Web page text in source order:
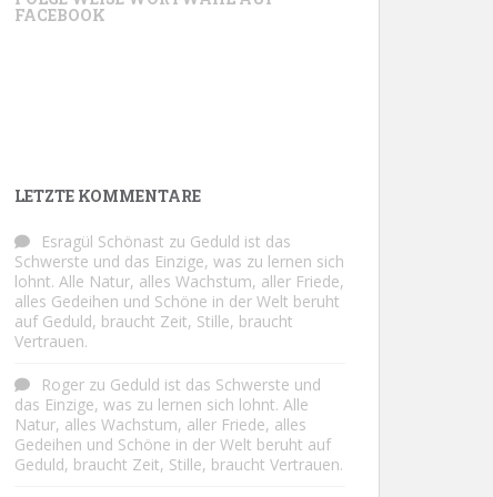
FACEBOOK
LETZTE KOMMENTARE
Esragül Schönast zu Geduld ist das
Schwerste und das Einzige, was zu lernen sich
lohnt. Alle Natur, alles Wachstum, aller Friede,
alles Gedeihen und Schöne in der Welt beruht
auf Geduld, braucht Zeit, Stille, braucht
Vertrauen.
Roger zu Geduld ist das Schwerste und
das Einzige, was zu lernen sich lohnt. Alle
Natur, alles Wachstum, aller Friede, alles
Gedeihen und Schöne in der Welt beruht auf
Geduld, braucht Zeit, Stille, braucht Vertrauen.